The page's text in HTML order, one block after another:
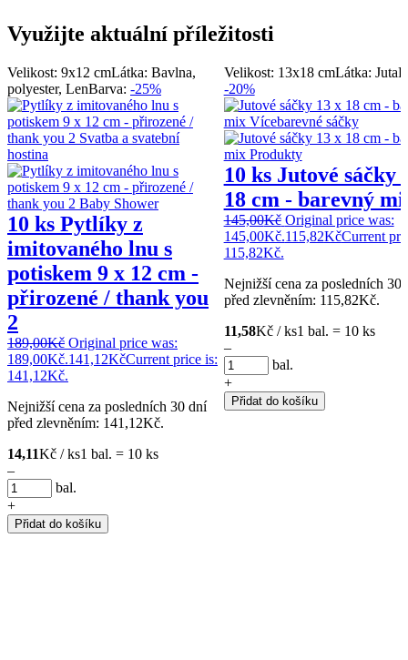
Využijte aktuální příležitosti
Velikost: 9x12 cmLátka: Bavlna,
polyester, LenBarva: -25%
10 ks Pytlíky z
imitovaného lnu s
potiskem 9 x 12 cm -
přirozené / thank you
2
189,00Kč Original price was:
189,00Kč.141,12KčCurrent price is:
141,12Kč.
Nejnižší cena za posledních 30 dní
před zlevněním: 141,12Kč.
14,11Kč / ks1 bal. = 10 ks
–
bal.
+
Přidat do košíku
Velikost: 13x18 cmLátka: Juta
-20%
10 ks Jutové sáčky
18 cm - barevný
145,00Kč Original price was:
145,00Kč.115,82KčCurrent
115,82Kč.
Nejnižší cena za posledních 30
před zlevněním: 115,82Kč.
11,58Kč / ks1 bal. = 10 ks
–
bal.
+
Přidat do košíku